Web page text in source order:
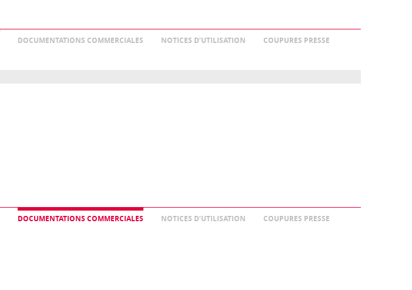
DOCUMENTATIONS COMMERCIALES NOTICES D’UTILISATION COUPURES PRESSE
DOCUMENTATIONS COMMERCIALES NOTICES D’UTILISATION COUPURES PRESSE